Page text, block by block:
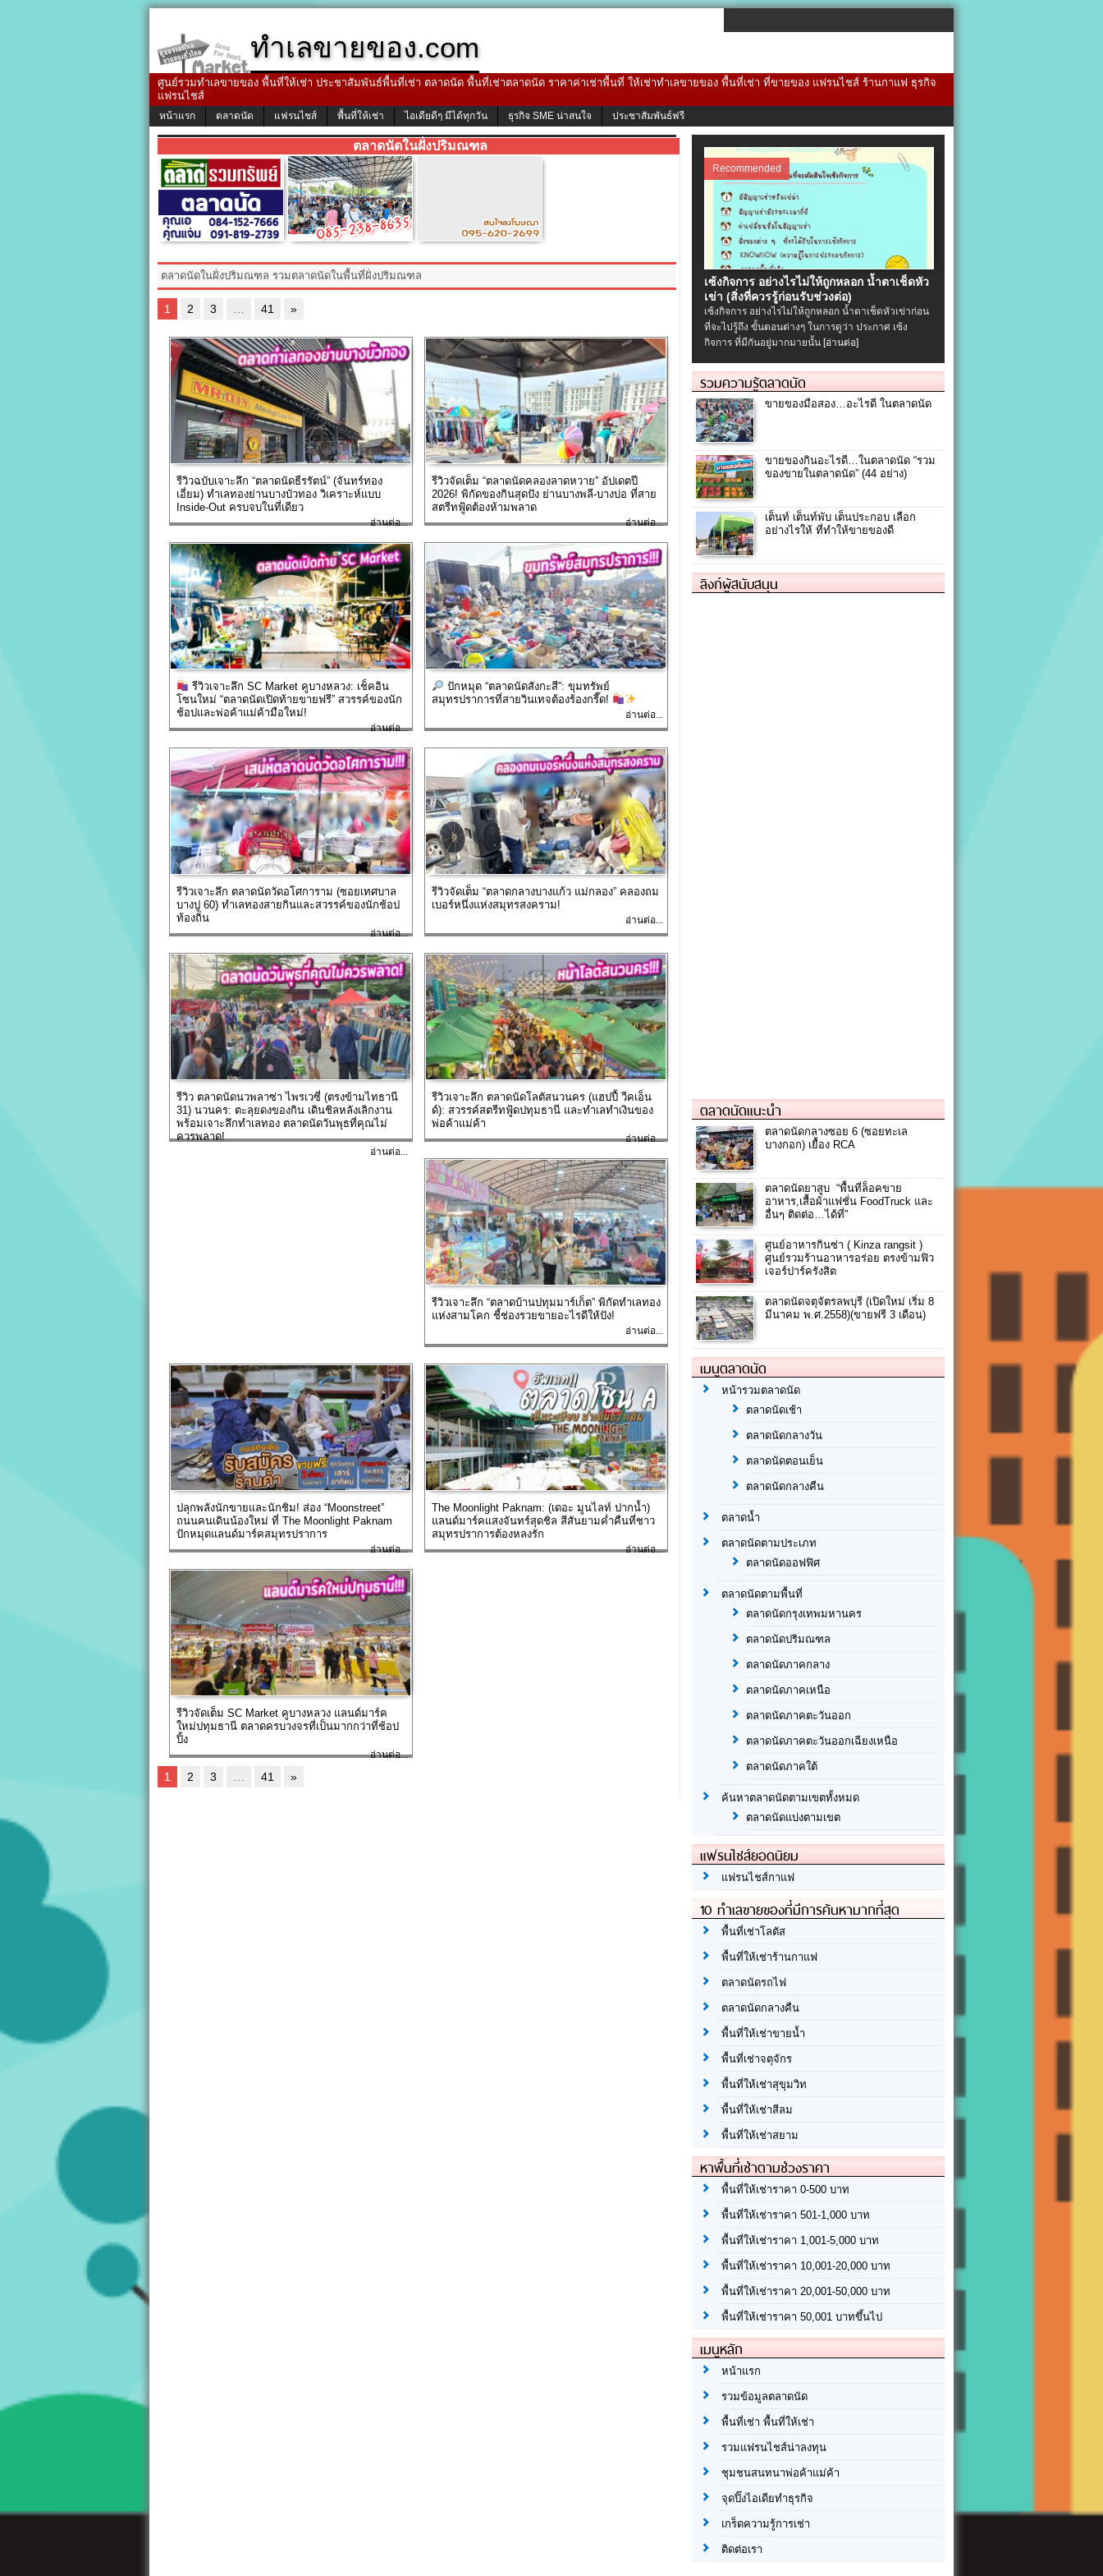
ทำเลขายของ.com
ศูนย์รวมทำเลขายของ พื้นที่ให้เช่า ประชาสัมพันธ์พื้นที่เช่า ตลาดนัด พื้นที่เช่าตลาดนัด ราคาค่าเช่าพื้นที่ ให้เช่าทำเลขายของ พื้นที่เช่า ที่ขายของ แฟรนไชส์ ร้านกาแฟ ธุรกิจ
แฟรนไชส์
หน้าแรก ตลาดนัด แฟรนไชส์ พื้นที่ให้เช่า ไอเดียดีๆ มีได้ทุกวัน ธุรกิจ SME น่าสนใจ ประชาสัมพันธ์ฟรี
ตลาดนัดในฝั่งปริมณฑล
ตลาดนัดในฝั่งปริมณฑล รวมตลาดนัดในพื้นที่ฝั่งปริมณฑล
1 2 3 41 »
รีวิวฉบับเจาะลึก “ตลาดนัดธีรรัตน์” (จันทร์ทอง
เอี่ยม) ทำเลทองย่านบางบัวทอง วิเคราะห์แบบ
Inside-Out ครบจบในที่เดียว
อ่านต่อ...
รีวิวจัดเต็ม “ตลาดนัดคลองลาดหวาย” อัปเดตปี
2026! พิกัดของกินสุดปัง ย่านบางพลี-บางบ่อ ที่สาย
สตรีทฟู้ดต้องห้ามพลาด
อ่านต่อ...
รีวิวเจาะลึก SC Market คูบางหลวง: เช็คอิน
โซนใหม่ “ตลาดนัดเปิดท้ายขายฟรี” สวรรค์ของนัก
ช้อปและพ่อค้าแม่ค้ามือใหม่!
อ่านต่อ...
ปักหมุด “ตลาดนัดสังกะสี”: ขุมทรัพย์
สมุทรปราการที่สายวินเทจต้องร้องกรี๊ด!
อ่านต่อ...
รีวิวเจาะลึก ตลาดนัดวัดอโศการาม (ซอยเทศบาล
บางปู 60) ทำเลทองสายกินและสวรรค์ของนักช้อป
ท้องถิ่น
อ่านต่อ...
รีวิวจัดเต็ม “ตลาดกลางบางแก้ว แม่กลอง” คลองถม
เบอร์หนึ่งแห่งสมุทรสงคราม!
อ่านต่อ...
รีวิว ตลาดนัดนวพลาซ่า ไพรเวซี่ (ตรงข้ามไทธานี
31) นวนคร: ตะลุยดงของกิน เดินชิลหลังเลิกงาน
พร้อมเจาะลึกทำเลทอง ตลาดนัดวันพุธที่คุณไม่
ควรพลาด!
อ่านต่อ...
รีวิวเจาะลึก ตลาดนัดโลตัสนวนคร (แฮปปี้ วีคเอ็น
ด์): สวรรค์สตรีทฟู้ดปทุมธานี และทำเลทำเงินของ
พ่อค้าแม่ค้า
อ่านต่อ...
รีวิวเจาะลึก “ตลาดบ้านปทุมมาร์เก็ต” พิกัดทำเลทอง
แห่งสามโคก ชี้ช่องรวยขายอะไรดีให้ปัง!
อ่านต่อ...
ปลุกพลังนักขายและนักชิม! ส่อง “Moonstreet”
ถนนคนเดินน้องใหม่ ที่ The Moonlight Paknam
ปักหมุดแลนด์มาร์คสมุทรปราการ
อ่านต่อ...
The Moonlight Paknam: (เดอะ มูนไลท์ ปากน้ำ)
แลนด์มาร์คแสงจันทร์สุดชิล สีสันยามค่ำคืนที่ชาว
สมุทรปราการต้องหลงรัก
อ่านต่อ...
รีวิวจัดเต็ม SC Market คูบางหลวง แลนด์มาร์ค
ใหม่ปทุมธานี ตลาดครบวงจรที่เป็นมากกว่าที่ช้อป
ปิ้ง
อ่านต่อ...
1 2 3 41 »
Recommended
เซ้งกิจการ อย่างไรไม่ให้ถูกหลอก น้ำตาเช็ดหัว
เข่า (สิ่งที่ควรรู้ก่อนรับช่วงต่อ)
เซ้งกิจการ อย่างไรไม่ให้ถูกหลอก น้ำตาเช็ดหัวเข่าก่อน
ที่จะไปรู้ถึง ขั้นตอนต่างๆ ในการดูว่า ประกาศ เซ้ง
กิจการ ที่มีกันอยู่มากมายนั้น [อ่านต่อ]
รวมความรู้ตลาดนัด
ขายของมือสอง…อะไรดี ในตลาดนัด
ขายของกินอะไรดี…ในตลาดนัด “รวม
ของขายในตลาดนัด” (44 อย่าง)
เต็นท์ เต็นท์พับ เต็นประกอบ เลือก
อย่างไรให้ ที่ทำให้ขายของดี
ลิงก์ผู้สนับสนุน
ตลาดนัดแนะนำ
ตลาดนัดกลางซอย 6 (ซอยทะเล
บางกอก) เยื้อง RCA
ตลาดนัด​ยาสูบ​ “พื้นที่ล็อคขาย
อาหาร,เสื้อผ้าแฟชั่น FoodTruck และ
อื่นๆ ติดต่อ…ได้ที่”
ศูนย์อาหารกินซ่า ( Kinza rangsit )
ศูนย์รวมร้านอาหารอร่อย ตรงข้ามฟิว
เจอร์ปาร์ครังสิต
ตลาดนัดจตุจัตรลพบุรี (เปิดใหม่ เริ่ม 8
มีนาคม พ.ศ.2558)(ขายฟรี 3 เดือน)
เมนูตลาดนัด
หน้ารวมตลาดนัด
ตลาดนัดเช้า
ตลาดนัดกลางวัน
ตลาดนัดตอนเย็น
ตลาดนัดกลางคืน
ตลาดน้ำ
ตลาดนัดตามประเภท
ตลาดนัดออฟฟิศ
ตลาดนัดตามพื้นที่
ตลาดนัดกรุงเทพมหานคร
ตลาดนัดปริมณฑล
ตลาดนัดภาคกลาง
ตลาดนัดภาคเหนือ
ตลาดนัดภาคตะวันออก
ตลาดนัดภาคตะวันออกเฉียงเหนือ
ตลาดนัดภาคใต้
ค้นหาตลาดนัดตามเขตทั้งหมด
ตลาดนัดแบ่งตามเขต
แฟรนไชส์ยอดนิยม
แฟรนไชส์กาแฟ
10 ทำเลขายของที่มีการค้นหามากที่สุด
พื้นที่เช่าโลตัส
พื้นที่ให้เช่าร้านกาแฟ
ตลาดนัดรถไฟ
ตลาดนัดกลางคืน
พื้นที่ให้เช่าขายน้ำ
พื้นที่เช่าจตุจักร
พื้นที่ให้เช่าสุขุมวิท
พื้นที่ให้เช่าสีลม
พื้นที่ให้เช่าสยาม
หาพื้นที่เช่าตามช่วงราคา
พื้นที่ให้เช่าราคา 0-500 บาท
พื้นที่ให้เช่าราคา 501-1,000 บาท
พื้นที่ให้เช่าราคา 1,001-5,000 บาท
พื้นที่ให้เช่าราคา 10,001-20,000 บาท
พื้นที่ให้เช่าราคา 20,001-50,000 บาท
พื้นที่ให้เช่าราคา 50,001 บาทขึ้นไป
เมนูหลัก
หน้าแรก
รวมข้อมูลตลาดนัด
พื้นที่เช่า พื้นที่ให้เช่า
รวมแฟรนไชส์น่าลงทุน
ชุมชนสนทนาพ่อค้าแม่ค้า
จุดปิ๊งไอเดียทำธุรกิจ
เกร็ดความรู้การเช่า
ติดต่อเรา